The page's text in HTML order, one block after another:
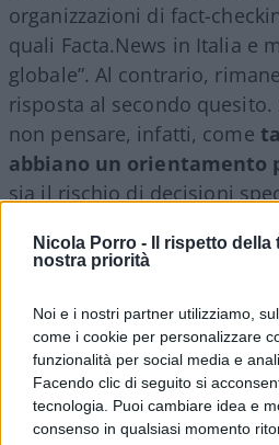
Nicola Porro -
Il rispetto
nostra priorità
Noi e i nostri partner utilizziamo,
come i cookie per personalizzare
funzionalità per social media e
Facendo clic di seguito si
tecnologia. Puoi cambiare idea e
consenso in qualsiasi momento
organizzazioni di fact-
quali Facta.News in Italia e
globale”. Al contrario,
risposta al secondo
non pensare, infatti, come
abbiano un orientamento
sia il rischio di decisioni
Il rischio più grande è che
espressione sia
tecnologiche, oltre che ad